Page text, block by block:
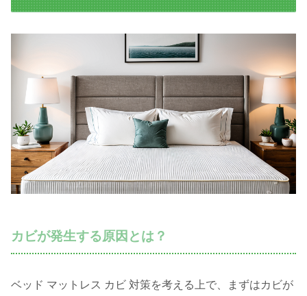
カビが発生する原因とは？
ベッド マットレス カビ 対策を考える上で、まずはカビが